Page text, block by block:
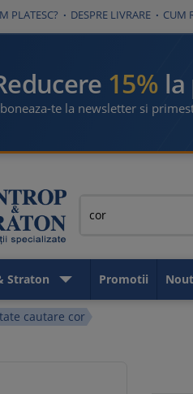
PLATESC? DESPRE LIVRARE CUM
15%
te la newsletter si
Straton Promotii
cautare cor